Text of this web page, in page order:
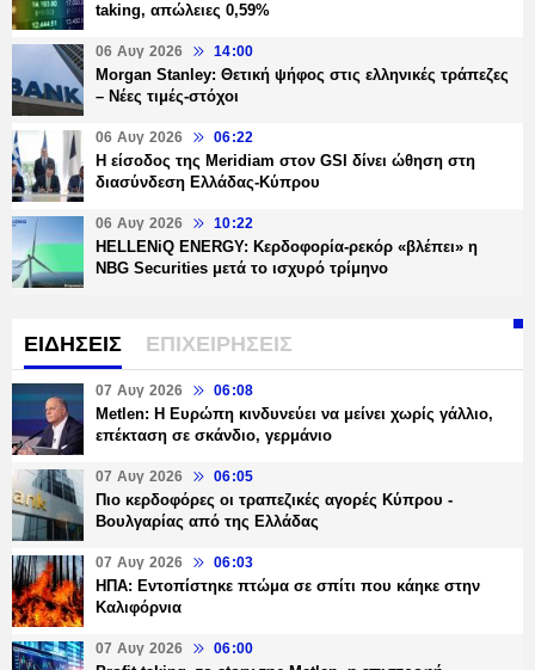
taking, απώλειες 0,59%
06 Αυγ 2026 14:00
Morgan Stanley: Θετική ψήφος στις ελληνικές τράπεζες
– Νέες τιμές-στόχοι
06 Αυγ 2026 06:22
Η είσοδος της Meridiam στον GSI δίνει ώθηση στη
διασύνδεση Ελλάδας-Κύπρου
06 Αυγ 2026 10:22
HELLENiQ ENERGY: Κερδοφορία-ρεκόρ «βλέπει» η
NBG Securities μετά το ισχυρό τρίμηνο
ΕΙΔΗΣΕΙΣ ΕΠΙΧΕΙΡΗΣΕΙΣ
07 Αυγ 2026 06:08
Metlen: Η Ευρώπη κινδυνεύει να μείνει χωρίς γάλλιο,
επέκταση σε σκάνδιο, γερμάνιο
07 Αυγ 2026 06:05
Πιο κερδοφόρες οι τραπεζικές αγορές Κύπρου -
Βουλγαρίας από της Ελλάδας
07 Αυγ 2026 06:03
ΗΠΑ: Εντοπίστηκε πτώμα σε σπίτι που κάηκε στην
Καλιφόρνια
07 Αυγ 2026 06:00